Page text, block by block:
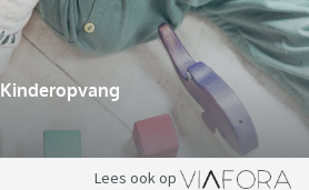
Kinderopvang
Lees ook op